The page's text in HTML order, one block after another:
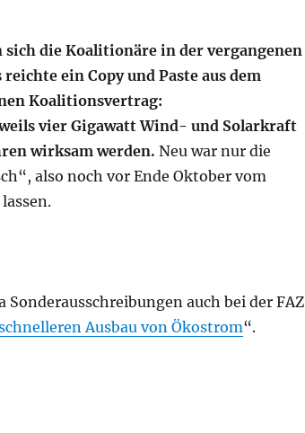
die Koalitionäre in der vergangenen
ein Copy und Paste aus dem
Koalitionsvertrag:
vier Gigawatt Wind- und Solarkraft
wirksam werden. Neu war nur die
also noch vor Ende Oktober vom
auch bei der FAZ
Ausbau von Ökostrom“.